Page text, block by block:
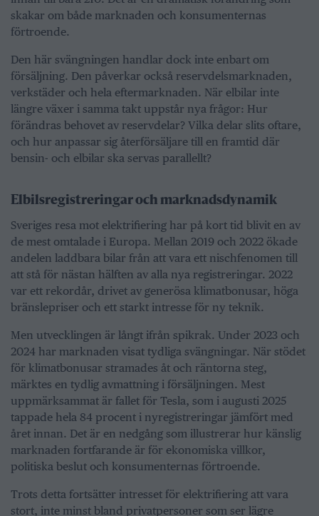
skakar om både marknaden och konsumenternas
förtroende.
Den här svängningen handlar dock inte enbart om
försäljning. Den påverkar också reservdelsmarknaden,
verkstäder och hela eftermarknaden. När elbilar inte
längre växer i samma takt uppstår nya frågor: Hur
förändras behovet av reservdelar? Vilka delar slits oftare,
och hur anpassar sig återförsäljare till en framtid där
bensin- och elbilar ska servas parallellt?
Elbilsregistreringar och marknadsdynamik
Sveriges resa mot elektrifiering har på kort tid blivit en av
de mest omtalade i Europa. Mellan 2019 och 2022 ökade
andelen laddbara bilar från att vara ett nischfenomen till
att stå för nästan hälften av alla nya registreringar. 2022
var ett rekordår, drivet av generösa klimatbonusar, höga
bränslepriser och ett starkt intresse för ny teknik.
Men utvecklingen är långt ifrån spikrak. Under 2023 och
2024 har marknaden visat tydliga svängningar. När stödet
för klimatbonusar stramades åt och räntorna steg,
märktes en tydlig avmattning i försäljningen. Mest
uppmärksammat är fallet för Tesla, som i augusti 2025
tappade hela 84 procent i nyregistreringar jämfört med
året innan. Det är en nedgång som illustrerar hur känslig
marknaden fortfarande är för ekonomiska villkor,
politiska beslut och konsumenternas förtroende.
Trots detta fortsätter intresset för elektrifiering att vara
stort, inte minst bland privatpersoner som ser lägre